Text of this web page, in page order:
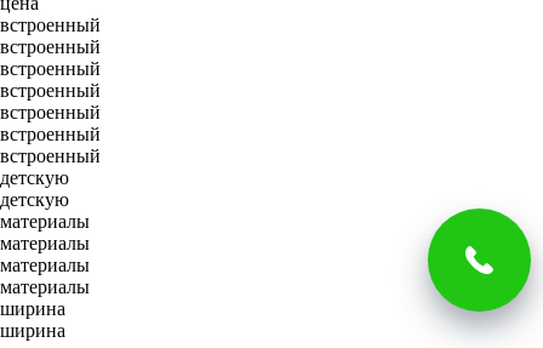
встроенный
встроенный
встроенный
встроенный
встроенный
встроенный
встроенный
детскую
детскую
материалы
материалы
материалы
материалы
ширина
ширина